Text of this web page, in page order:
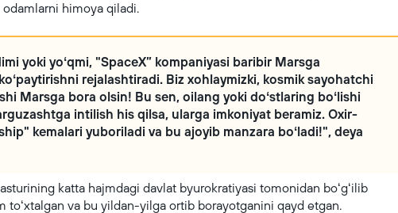
odamlarni himoya qiladi.
yoki yoʻqmi, "SpaceX” kompaniyasi baribir Marsga
rejalashtiradi. Biz xohlaymizki, kosmik sayohatchi
Marsga bora olsin! Bu sen, oilang yoki doʻstlaring boʻlishi
intilish his qilsa, ularga imkoniyat beramiz. Oxir-
kemalari yuboriladi va bu ajoyib manzara boʻladi!", deya
katta hajmdagi davlat byurokratiyasi tomonidan boʻgʻilib
toʻxtalgan va bu yildan-yilga ortib borayotganini qayd etgan.